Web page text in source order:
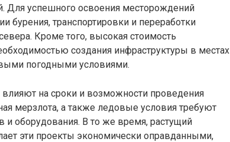
Для успешного освоения месторождений
бурения, транспортировки и переработки
Кроме того, высокая стоимость
создания инфраструктуры в местах
погодными условиями.
на сроки и возможности проведения
мерзлота, а также ледовые условия требуют
и оборудования. В то же время, растущий
эти проекты экономически оправданными,